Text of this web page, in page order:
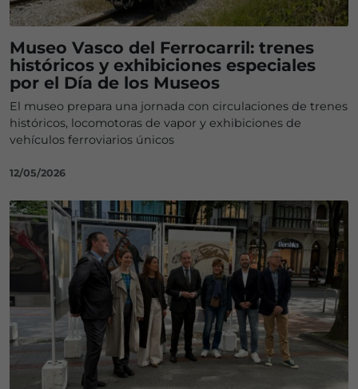
Museo Vasco del Ferrocarril: trenes
históricos y exhibiciones especiales
por el Día de los Museos
El museo prepara una jornada con circulaciones de trenes
históricos, locomotoras de vapor y exhibiciones de
vehículos ferroviarios únicos
12/05/2026